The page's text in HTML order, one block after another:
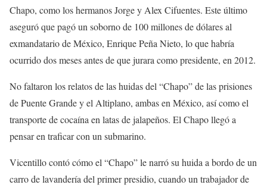
Chapo, como los hermanos Jorge y Alex Cifuentes. Este último
aseguró que pagó un soborno de 100 millones de dólares al
exmandatario de México, Enrique Peña Nieto, lo que habría
ocurrido dos meses antes de que jurara como presidente, en 2012.
No faltaron los relatos de las huidas del “Chapo” de las prisiones
de Puente Grande y el Altiplano, ambas en México, así como el
transporte de cocaína en latas de jalapeños. El Chapo llegó a
pensar en traficar con un submarino.
Vicentillo contó cómo el “Chapo” le narró su huida a bordo de un
carro de lavandería del primer presidio, cuando un trabajador de